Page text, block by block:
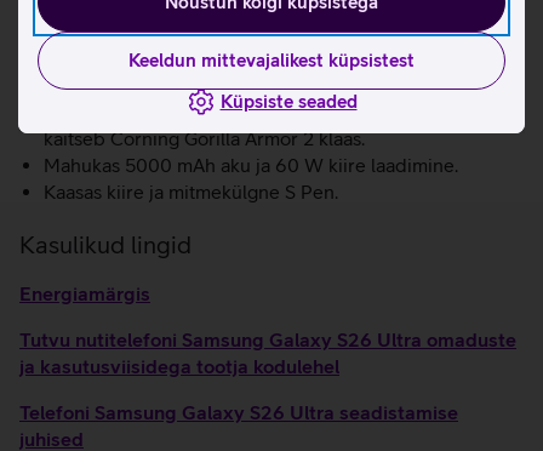
Keeldun mittevajalikest küpsistest
Küpsiste seaded
ja videotest soovimatud elemendid eemaldada.
Pildi laiendamine: tehisintellekt pakub võimalust fotosid
laiendada, korrigeerides nurki pilti kärpimata ja täites
tühja ruumi olemasolevate detailide järgi.
Telefonil on tugev alumiiniumist korpus ning ekraani
kaitseb Corning Gorilla Armor 2 klaas.
Mahukas 5000 mAh aku ja 60 W kiire laadimine.
Kaasas kiire ja mitmekülgne S Pen.
Kasulikud lingid
Energiamärgis
Tutvu nutitelefoni Samsung Galaxy S26 Ultra omaduste
ja kasutusviisidega tootja kodulehel
Telefoni Samsung Galaxy S26 Ultra seadistamise
juhised